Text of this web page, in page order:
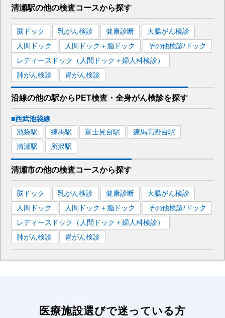
清瀬駅の他の検査コースから探す
脳ドック 乳がん検診 健康診断
大腸がん検診
人間ドック
人間ドック＋脳ドック
その他検診/ドック
レディースドック（人間ドック＋婦人科検診）
肺がん検診
胃がん検診
沿線の他の駅から PET検査・全身がん検診を探す
■西武池袋線
池袋駅 練馬駅 富士見台駅 練馬高野台駅
清瀬駅 所沢駅
清瀬市の他の検査コースから探す
脳ドック 乳がん検診 健康診断
大腸がん検診
人間ドック
人間ドック＋脳ドック
その他検診/ドック
レディースドック（人間ドック＋婦人科検診）
肺がん検診
胃がん検診
医療施設選びで迷っている方